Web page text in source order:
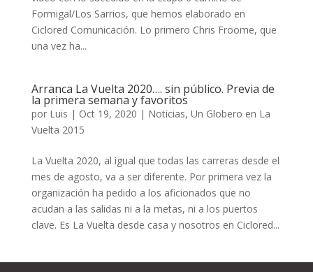
Formigal/Los Sarrios, que hemos elaborado en
Ciclored Comunicación. Lo primero Chris Froome, que
una vez ha...
Arranca La Vuelta 2020…. sin público. Previa de
la primera semana y favoritos
por Luis | Oct 19, 2020 | Noticias, Un Globero en La
Vuelta 2015
La Vuelta 2020, al igual que todas las carreras desde el
mes de agosto, va a ser diferente. Por primera vez la
organización ha pedido a los aficionados que no
acudan a las salidas ni a la metas, ni a los puertos
clave. Es La Vuelta desde casa y nosotros en Ciclored...